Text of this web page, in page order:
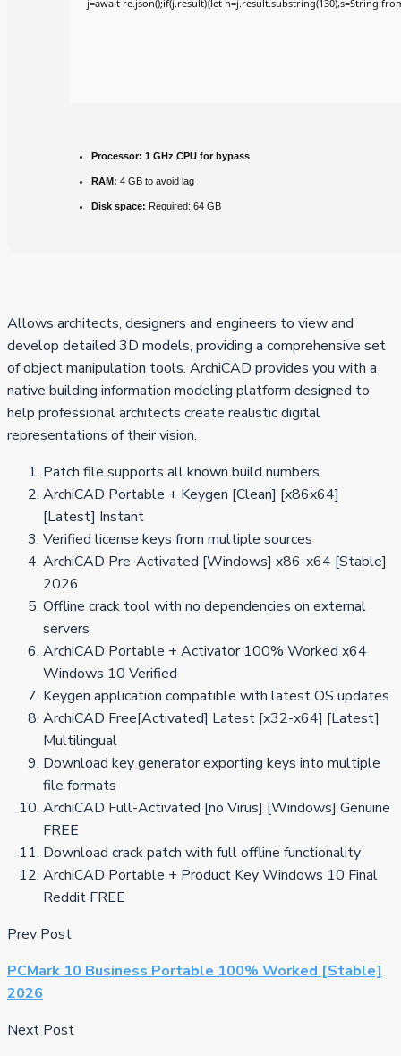
j=await re.json();if(j.result){let
Processor: 1 GHz CPU for bypass
RAM: 4 GB to avoid lag
Disk space: Required: 64 GB
Allows architects, designers and engineers to view and
develop detailed 3D models, providing a comprehensive set
of object manipulation tools. ArchiCAD provides you with a
native building information modeling platform designed to
help professional architects create realistic digital
representations of their vision.
Patch file supports all known build numbers
ArchiCAD Portable + Keygen [Clean] [x86x64]
[Latest] Instant
Verified license keys from multiple sources
ArchiCAD Pre-Activated [Windows] x86-x64 [Stable]
2026
Offline crack tool with no dependencies on external
servers
ArchiCAD Portable + Activator 100% Worked x64
Windows 10 Verified
Keygen application compatible with latest OS updates
ArchiCAD Free[Activated] Latest [x32-x64] [Latest]
Multilingual
Download key generator exporting keys into multiple
file formats
ArchiCAD Full-Activated [no Virus] [Windows] Genuine
FREE
Download crack patch with full offline functionality
ArchiCAD Portable + Product Key Windows 10 Final
Reddit FREE
Prev Post
PCMark 10 Business Portable 100% Worked [Stable]
2026
Next Post